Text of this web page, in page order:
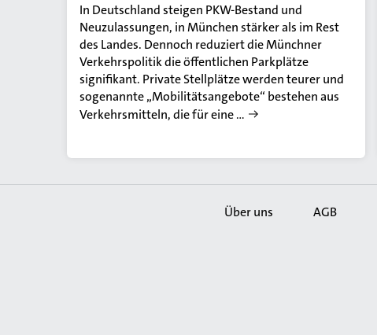
In Deutschland steigen PKW-Bestand und
Neuzulassungen, in München stärker als im Rest
des Landes. Dennoch reduziert die Münchner
Verkehrspolitik die öffentlichen Parkplätze
signifikant. Private Stellplätze werden teurer und
sogenannte „Mobilitätsangebote“ bestehen aus
Verkehrsmitteln, die für eine …
Über uns AGB